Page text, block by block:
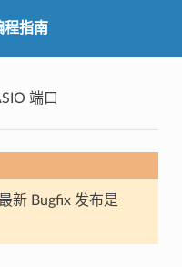
程指南
端口
新 Bugfix 发布是